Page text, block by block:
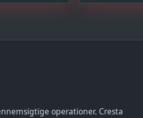
operationer. Cresta